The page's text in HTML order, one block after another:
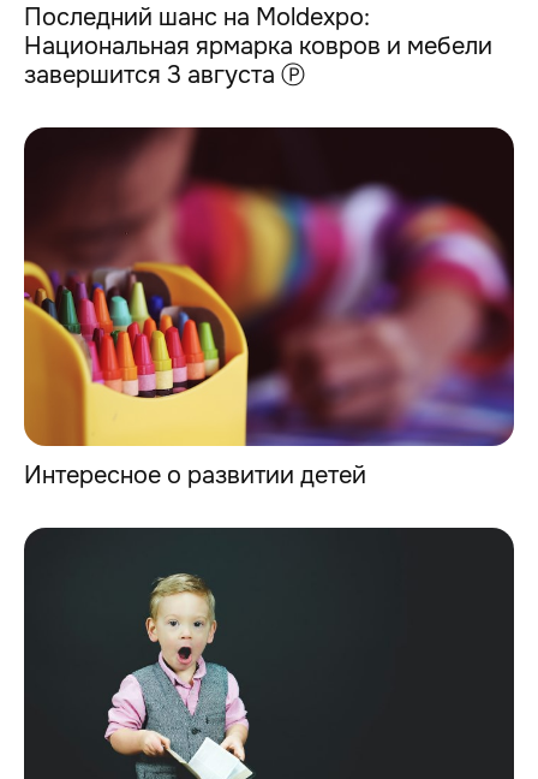
Последний шанс на Moldexpo:
Национальная ярмарка ковров и мебели
завершится 3 августа Ⓟ
Интересное о развитии детей